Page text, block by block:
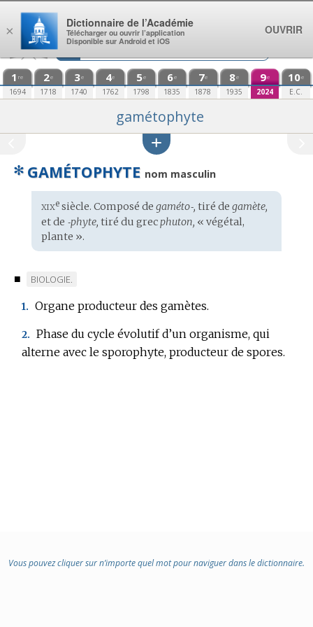
Aller au contenu
1 re
1694
2e
1718
3e
1740
4e
1762
5e
1798
6e
1835
7e
1878
8e
1935
9e
2024
10e
E.C.
gamétophyte
✻ GAMÉTOPHYTE nom masculin
Étymologie
:
xixesiècle. Composé de gaméto‑, tiré de gamète,
et de ‑phyte, tiré du grecphuton, « végétal,
plante ».
■
MARQUE
DOMAINE
BIOLOGIE.
1. Organe producteur des gamètes.
2. Phase du cycle évolutif d’un organisme, qui
alterne avec le sporophyte, producteur de spores.
Vous pouvez cliquer sur n’importe quel mot pour naviguer dans le dictionnaire.
×
Dictionnaire de l’Académie
Télécharger ou ouvrir l’application
Disponible sur Android et iOS
OUVRIR